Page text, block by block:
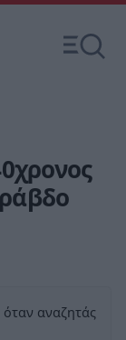
αναζητάς